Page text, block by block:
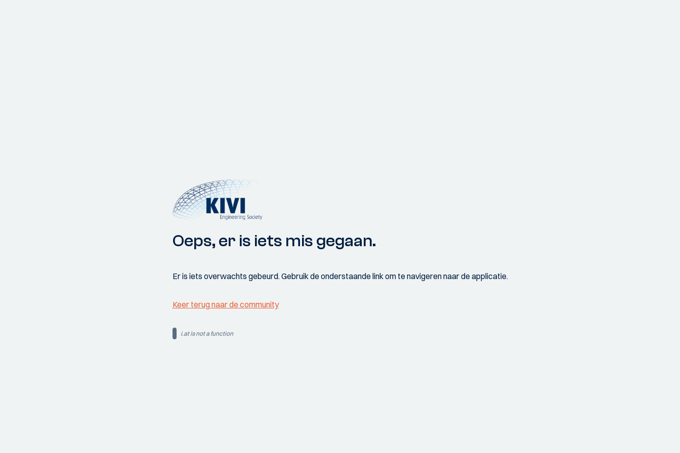
Oeps, er is iets mis gegaan.
Er is iets overwachts gebeurd. Gebruik de onderstaande link om te navigeren naar de applicatie.
Keer terug naar de community
i.at is not a function